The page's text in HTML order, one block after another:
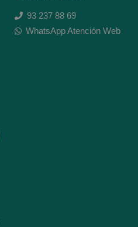
93 237 88 69
WhatsApp Atención Web